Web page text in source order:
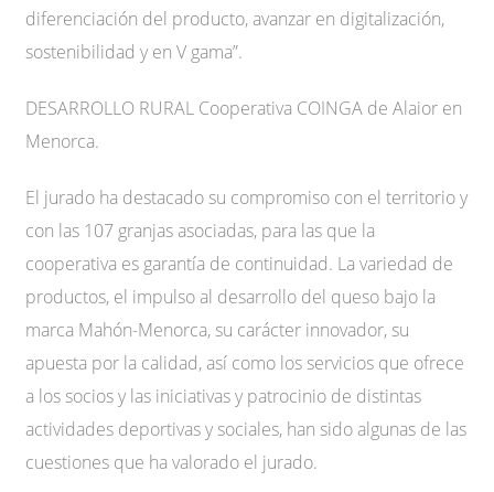
diferenciación del producto, avanzar en digitalización,
sostenibilidad y en V gama”.
DESARROLLO RURAL Cooperativa COINGA de Alaior en
Menorca.
El jurado ha destacado su compromiso con el territorio y
con las 107 granjas asociadas, para las que la
cooperativa es garantía de continuidad. La variedad de
productos, el impulso al desarrollo del queso bajo la
marca Mahón-Menorca, su carácter innovador, su
apuesta por la calidad, así como los servicios que ofrece
a los socios y las iniciativas y patrocinio de distintas
actividades deportivas y sociales, han sido algunas de las
cuestiones que ha valorado el jurado.